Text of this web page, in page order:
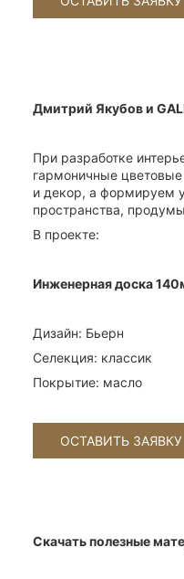
Дмитрий Якубов и
При разработке
гармоничные
и декор, а формируем
пространства,
В проекте:
Инженерная доска
Дизайн: Бьерн
Селекция: классик
Покрытие: масло
Скачать полезные